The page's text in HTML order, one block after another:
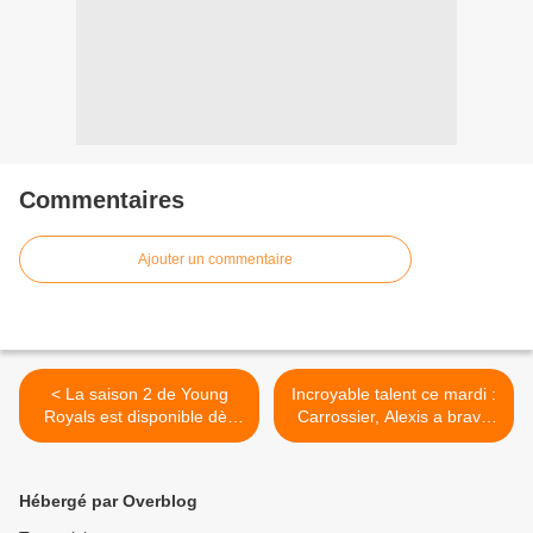
Commentaires
Ajouter un commentaire
< La saison 2 de Young
Royals est disponible dès
ce 1er novembre sur
Incroyable talent ce mardi :
Carrossier, Alexis a bravé
sa timidité pour venir
Hébergé par Overblog